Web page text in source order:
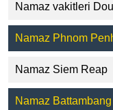
Namaz vakitleri
Namaz Phnom
Namaz Siem Reap
Namaz Battambang